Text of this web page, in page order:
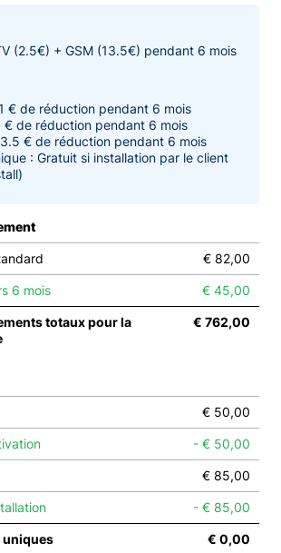
(2.5€) + GSM (13.5€) pendant 6 mois
€ de réduction pendant 6 mois
€ de réduction pendant 6 mois
€ de réduction pendant 6 mois
: Gratuit si installation par le client
€ 82,00
6 mois € 45,00
totaux pour la
€ 762,00
€ 50,00
- € 50,00
€ 85,00
- € 85,00
uniques € 0,00